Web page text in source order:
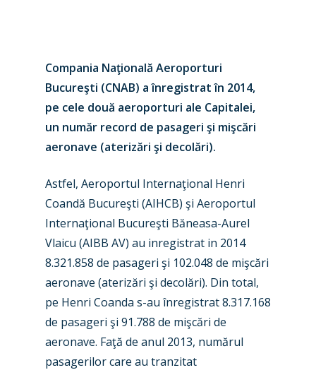
Compania Naţională Aeroporturi
Bucureşti (CNAB) a înregistrat în 2014,
pe cele două aeroporturi ale Capitalei,
un număr record de pasageri şi mişcări
aeronave (aterizări şi decolări).
Astfel, Aeroportul Internaţional Henri
Coandă Bucureşti (AIHCB) şi Aeroportul
Internaţional Bucureşti Băneasa-Aurel
Vlaicu (AIBB AV) au inregistrat in 2014
8.321.858 de pasageri şi 102.048 de mişcări
aeronave (aterizări şi decolări). Din total,
pe Henri Coanda s-au înregistrat 8.317.168
de pasageri şi 91.788 de mişcări de
aeronave. Faţă de anul 2013, numărul
pasagerilor care au tranzitat